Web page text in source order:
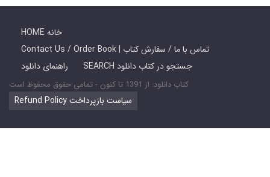
HOME خانه
Contact Us / Order Book | تماس با ما / سفارش کتاب
راهنمای دانلود
SEARCH جستجو در کتاب دانلود
کتاب دانلود: از 1391 تا کنون - تمامی حقوق محفوظ است
Refund Policy سیاست بازپرداخت